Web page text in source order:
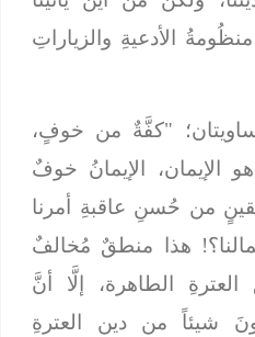
الأدعيةِ والزياراتِ
"كفَّةٌ من خوفٍ،
الإيمان، الإيمانُ خوفٌ
من حُسنِ عاقبةِ أمرنا
هذا منطقٌ مُخالفٌ
الطاهرة، إلَّا أنَّ
شيئاً من دين العترةِ